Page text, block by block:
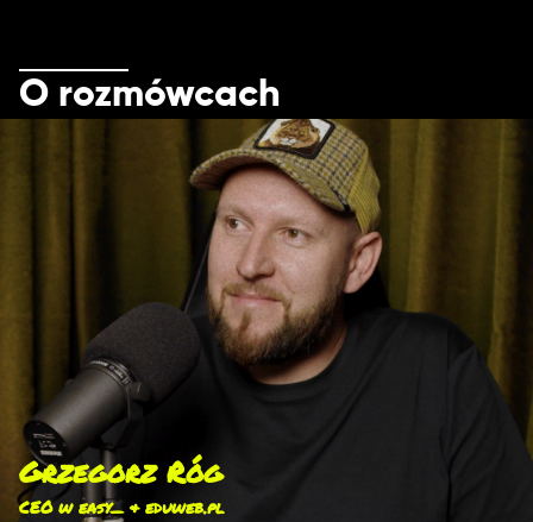
O rozmówcach
Grzegorz Róg
CEO w easy_ & eduweb.pl